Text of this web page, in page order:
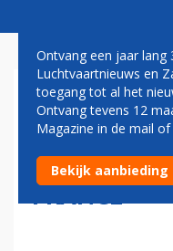
VERTREK
CEO
FRANCE
Ontvang een jaar lang
Luchtvaartnieuws en
toegang tot al het
Ontvang tevens 12
Magazine in de mail
Bekijk aanbieding